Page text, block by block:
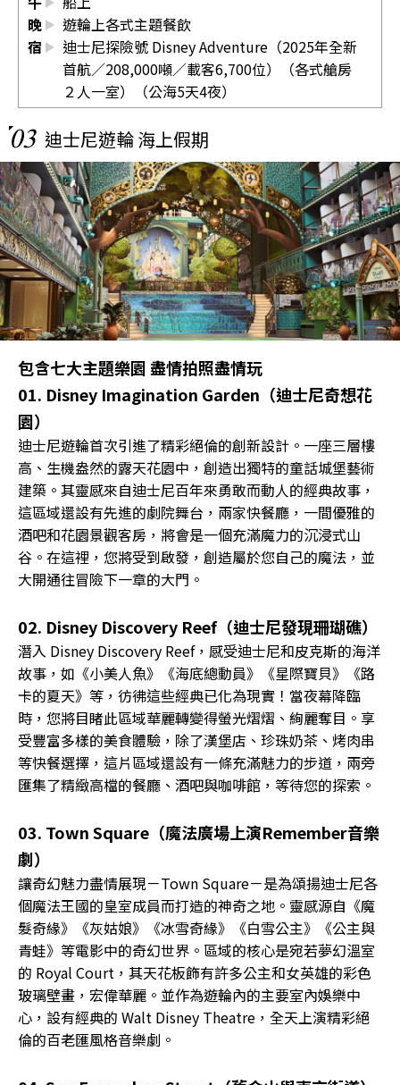
晚
遊輪上各式主題餐飲
宿
迪士尼探險號 Disney Adventure（2025年全新
首航／208,000噸／載客6,700位）（各式艙房
２人一室）（公海5天4夜）
03 迪士尼遊輪 海上假期
包含七大主題樂園 盡情拍照盡情玩
01. Disney Imagination Garden（迪士尼奇想花
園）
迪士尼遊輪首次引進了精彩絕倫的創新設計。一座三層樓
高、生機盎然的露天花園中，創造出獨特的童話城堡藝術
建築。其靈感來自迪士尼百年來勇敢而動人的經典故事，
這區域還設有先進的劇院舞台，兩家快餐廳，一間優雅的
酒吧和花園景觀客房，將會是一個充滿魔力的沉浸式山
谷。在這裡，您將受到啟發，創造屬於您自己的魔法，並
大開通往冒險下一章的大門。
02. Disney Discovery Reef（迪士尼發現珊瑚礁）
潛入 Disney Discovery Reef，感受迪士尼和皮克斯的海洋
故事，如《小美人魚》《海底總動員》《星際寶貝》《路
卡的夏天》等，彷彿這些經典已化為現實！當夜幕降臨
時，您將目睹此區域華麗轉變得螢光熠熠、絢麗奪目。享
受豐富多樣的美食體驗，除了漢堡店、珍珠奶茶、烤肉串
等快餐選擇，這片區域還設有一條充滿魅力的步道，兩旁
匯集了精緻高檔的餐廳、酒吧與咖啡館，等待您的探索。
03. Town Square（魔法廣場上演Remember音樂
劇）
讓奇幻魅力盡情展現－Town Square－是為頌揚迪士尼各
個魔法王國的皇室成員而打造的神奇之地。靈感源自《魔
髮奇緣》《灰姑娘》《冰雪奇緣》《白雪公主》《公主與
青蛙》等電影中的奇幻世界。區域的核心是宛若夢幻溫室
的 Royal Court，其天花板飾有許多公主和女英雄的彩色
玻璃壁畫，宏偉華麗。並作為遊輪內的主要室內娛樂中
心，設有經典的 Walt Disney Theatre，全天上演精彩絕
倫的百老匯風格音樂劇。